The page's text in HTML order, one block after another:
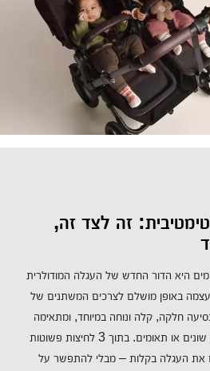
זה לצד זה,
6 טווין לתאומים היא הדור החדש של העגלה המודולרית
באופן מושלם לצרכים המשתנים של
חלקה, קלה ונוחה במיוחד, ומתאימה
לילד אחד, שני אחים בגילאים שונים או תאומים. בתוך 3 לחיצות פשוטות
את העגלה בקלות – מבלי להתפשר על